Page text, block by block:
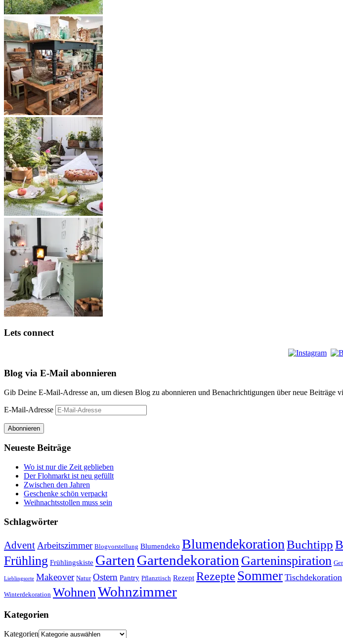
Lets connect
Blog via E-Mail abonnieren
Gib Deine E-Mail-Adresse an, um diesen Blog zu abonnieren und Benachrichtigungen über neue Beiträge
E-Mail-Adresse
Abonnieren
Neueste Beiträge
Wo ist nur die Zeit geblieben
Der Flohmarkt ist neu gefüllt
Zwischen den Jahren
Geschenke schön verpackt
Weihnachtsstollen muss sein
Schlagwörter
AdventArbeitszimmer Blogvorstellung Blumendeko BlumendekorationBuchtipp
Frühling Frühlingskiste GartenGartendekoration Garteninspiration
Lieblingsorte Makeover Natur Ostern Pantry Pflanztisch Rezept Rezepte Sommer Tischdekoration
Winterdekoration WohnenWohnzimmer
Kategorien
Kategorien